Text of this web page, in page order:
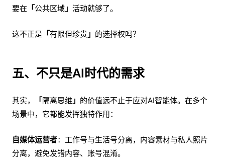
要在 「公共区域 」 活动就够了。
这不正是 「有限但珍贵 」 的选择权吗？
五、不只是AI时代的需求
其实， 「隔离思维 」 的价值远不止于应对AI智能体。在多个
场景中，它都能发挥独特作用：
自媒体运营者：工作号与生活号分离，内容素材与私人照片
分离，避免发错内容、账号混淆。